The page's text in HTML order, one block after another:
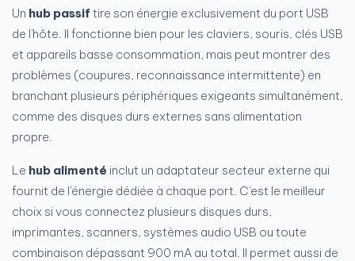
Un hub passif tire son énergie exclusivement du port USB
de l'hôte. Il fonctionne bien pour les claviers, souris, clés USB
et appareils basse consommation, mais peut montrer des
problèmes (coupures, reconnaissance intermittente) en
branchant plusieurs périphériques exigeants simultanément,
comme des disques durs externes sans alimentation
propre.
Le hub alimenté inclut un adaptateur secteur externe qui
fournit de l'énergie dédiée à chaque port. C'est le meilleur
choix si vous connectez plusieurs disques durs,
imprimantes, scanners, systèmes audio USB ou toute
combinaison dépassant 900 mA au total. Il permet aussi de